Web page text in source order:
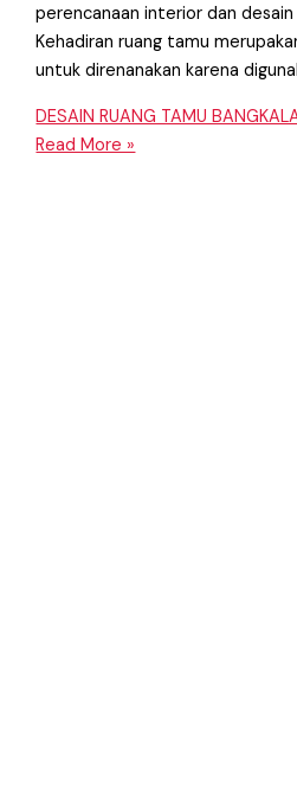
perencanaan interior dan desain
Kehadiran ruang tamu
untuk direnanakan karena
DESAIN RUANG TAMU
Read More »